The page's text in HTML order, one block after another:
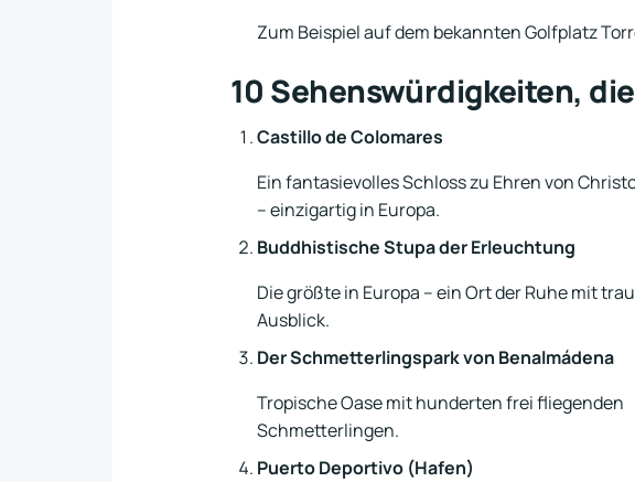
Zum Beispiel auf dem bekannten Golfplatz
10 Sehenswürdigkeiten,
Castillo de Colomares
Ein fantasievolles Schloss zu Ehren von
– einzigartig in Europa.
Buddhistische Stupa der Erleuchtung
Die größte in Europa – ein Ort der Ruhe mit
Ausblick.
Der Schmetterlingspark von Benalmádena
Tropische Oase mit hunderten frei fliegenden
Schmetterlingen.
Puerto Deportivo (Hafen)